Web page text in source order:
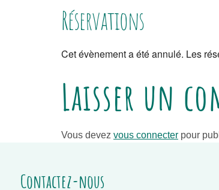
Réservations
Cet évènement a été annulé. Les
Laisser un
Vous devez vous connecter pour
Contactez-nous